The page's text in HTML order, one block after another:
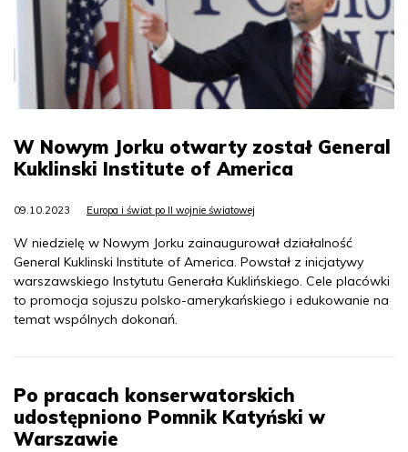
W Nowym Jorku otwarty został General
Kuklinski Institute of America
09.10.2023 Europa i świat po II wojnie światowej
W niedzielę w Nowym Jorku zainaugurował działalność
General Kuklinski Institute of America. Powstał z inicjatywy
warszawskiego Instytutu Generała Kuklińskiego. Cele placówki
to promocja sojuszu polsko-amerykańskiego i edukowanie na
temat wspólnych dokonań.
Po pracach konserwatorskich
udostępniono Pomnik Katyński w
Warszawie